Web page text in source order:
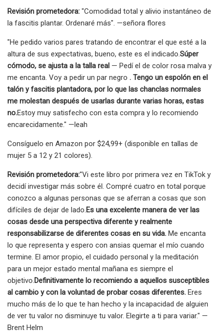
Revisión prometedora: "Comodidad total y alivio instantáneo de
la fascitis plantar. Ordenaré más". —señora flores
"He pedido varios pares tratando de encontrar el que esté a la
altura de sus expectativas, bueno, este es el indicado.Súper
cómodo, se ajusta a la talla real — Pedí el de color rosa malva y
me encanta. Voy a pedir un par negro . Tengo un espolón en el
talón y fascitis plantadora, por lo que las chanclas normales
me molestan después de usarlas durante varias horas, estas
no.Estoy muy satisfecho con esta compra y lo recomiendo
encarecidamente." —leah
Consíguelo en Amazon por $24,99+ (disponible en tallas de
mujer 5 a 12 y 21 colores).
Revisión prometedora:"Vi este libro por primera vez en TikTok y
decidí investigar más sobre él. Compré cuatro en total porque
conozco a algunas personas que se aferran a cosas que son
difíciles de dejar de lado.Es una excelente manera de ver las
cosas desde una perspectiva diferente y realmente
responsabilizarse de diferentes cosas en su vida. Me encanta
lo que representa y espero con ansias quemar el mío cuando
termine. El amor propio, el cuidado personal y la meditación
para un mejor estado mental mañana es siempre el
objetivo.Definitivamente lo recomiendo a aquellos susceptibles
al cambio y con la voluntad de probar cosas diferentes. Eres
mucho más de lo que te han hecho y la incapacidad de alguien
de ver tu valor no disminuye tu valor. Elegirte a ti para variar." —
Brent Helm